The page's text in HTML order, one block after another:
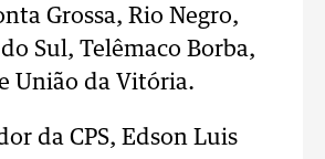
Grossa, Rio Negro,
Sul, Telêmaco Borba,
União da Vitória.
da CPS, Edson Luis